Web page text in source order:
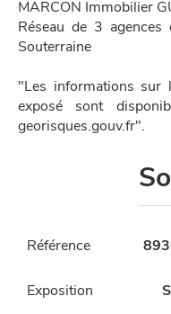
MARCON Immobilier
Réseau de 3 agences
Souterraine
"Les informations sur
exposé sont
georisques.gouv.fr".
Référence
Exposition